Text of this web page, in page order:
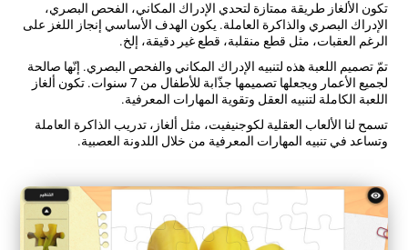
تكون الألغاز طريقة ممتازة لتحدي الإدراك المكاني، الفحص البصري،
الإدراك البصري والذاكرة العاملة. يكون الهدف الأساسي إنجاز اللغز على
الرغم العقبات، مثل قطع منقلبة، قطع غير دقيقة، إلخ.
تمّ تصميم اللعبة هذه لتنبيه الإدراك المكاني والفحص البصري. إنّها صالحة
لجميع الأعمار ويجعلها تصميمها جذّابة للأطفال من 7 سنوات. تكون ألغاز
اللعبة الكاملة لتنبيه العقل وتقوية المهارات المعرفية.
تسمح لنا الألعاب العقلية لكوجنيفيت، مثل ألغاز، تدريب الذاكرة العاملة
وتساعد في تنبيه المهارات المعرفية من خلال اللدونة العصبية.